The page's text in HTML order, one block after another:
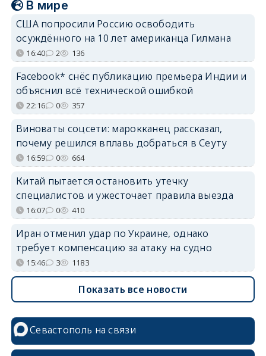
В мире
США попросили Россию освободить
осуждённого на 10 лет американца Гилмана
16:40 2 136
Facebook* снёс публикацию премьера Индии и
объяснил всё технической ошибкой
22:16 0 357
Виноваты соцсети: марокканец рассказал,
почему решился вплавь добраться в Сеуту
16:59 0 664
Китай пытается остановить утечку
специалистов и ужесточает правила выезда
16:07 0 410
Иран отменил удар по Украине, однако
требует компенсацию за атаку на судно
15:46 3 1183
Показать все новости
Севастополь на связи